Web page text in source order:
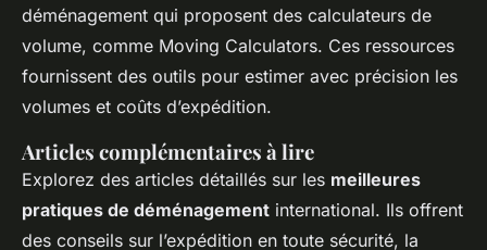
déménagement qui proposent des calculateurs de
volume, comme Moving Calculators. Ces ressources
fournissent des outils pour estimer avec précision les
volumes et coûts d’expédition.
Articles complémentaires à lire
Explorez des articles détaillés sur les meilleures
pratiques de déménagement international. Ils offrent
des conseils sur l’expédition en toute sécurité, la